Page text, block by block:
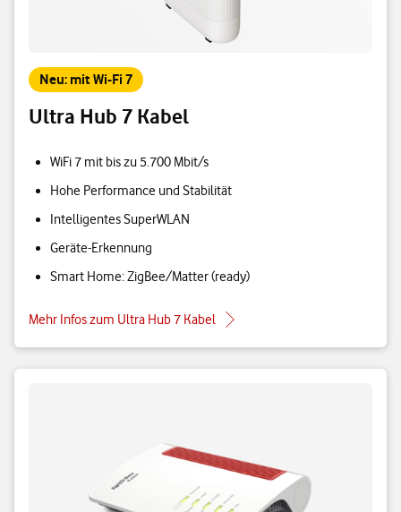
Neu: mit Wi-Fi 7
Ultra Hub 7 Kabel
WiFi 7 mit bis zu 5.700 Mbit/s
Hohe Performance und Stabilität
Intelligentes SuperWLAN
Geräte-Erkennung
Smart Home: ZigBee/Matter (ready)
Mehr Infos zum Ultra Hub 7 Kabel